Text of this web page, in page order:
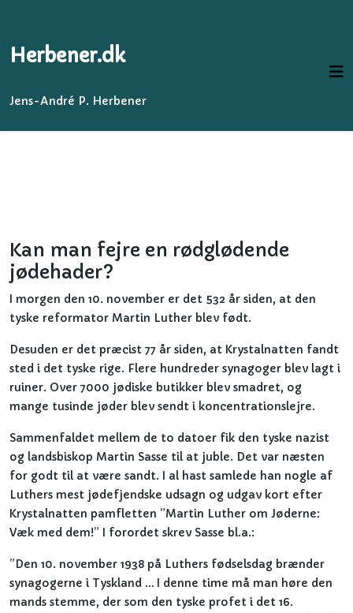
Herbener.dk
Jens-André P. Herbener
Kan man fejre en rødglødende
jødehader?
I morgen den 10. november er det 532 år siden, at den
tyske reformator Martin Luther blev født.
Desuden er det præcist 77 år siden, at Krystalnatten fandt
sted i det tyske rige. Flere hundreder synagoger blev lagt i
ruiner. Over 7000 jødiske butikker blev smadret, og
mange tusinde jøder blev sendt i koncentrationslejre.
Sammenfaldet mellem de to datoer fik den tyske nazist
og landsbiskop Martin Sasse til at juble. Det var næsten
for godt til at være sandt. I al hast samlede han nogle af
Luthers mest jødefjendske udsagn og udgav kort efter
Krystalnatten pamfletten ”Martin Luther om Jøderne:
Væk med dem!” I forordet skrev Sasse bl.a.:
”Den 10. november 1938 på Luthers fødselsdag brænder
synagogerne i Tyskland … I denne time må man høre den
mands stemme, der som den tyske profet i det 16.